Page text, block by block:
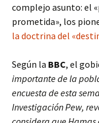
complejo asunto: el
prometida», los
la doctrina del
Según la BBC, el
importante de la
encuesta de esta
Investigación Pew,